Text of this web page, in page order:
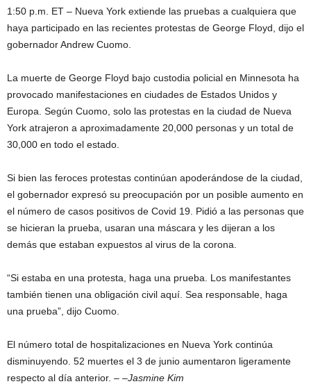
1:50 p.m. ET – Nueva York extiende las pruebas a cualquiera que
haya participado en las recientes protestas de George Floyd, dijo el
gobernador Andrew Cuomo.
La muerte de George Floyd bajo custodia policial en Minnesota ha
provocado manifestaciones en ciudades de Estados Unidos y
Europa. Según Cuomo, solo las protestas en la ciudad de Nueva
York atrajeron a aproximadamente 20,000 personas y un total de
30,000 en todo el estado.
Si bien las feroces protestas continúan apoderándose de la ciudad,
el gobernador expresó su preocupación por un posible aumento en
el número de casos positivos de Covid 19. Pidió a las personas que
se hicieran la prueba, usaran una máscara y les dijeran a los
demás que estaban expuestos al virus de la corona.
“Si estaba en una protesta, haga una prueba. Los manifestantes
también tienen una obligación civil aquí. Sea responsable, haga
una prueba”, dijo Cuomo.
El número total de hospitalizaciones en Nueva York continúa
disminuyendo. 52 muertes el 3 de junio aumentaron ligeramente
respecto al día anterior. – –Jasmine Kim